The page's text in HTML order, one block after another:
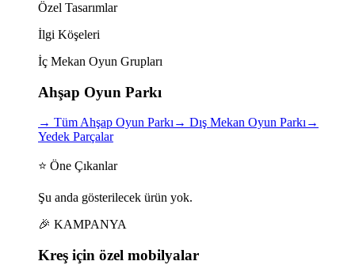
Özel Tasarımlar
İlgi Köşeleri
İç Mekan Oyun Grupları
Ahşap Oyun Parkı
→ Tüm Ahşap Oyun Parkı→ Dış Mekan Oyun Parkı→
Yedek Parçalar
⭐ Öne Çıkanlar
Şu anda gösterilecek ürün yok.
🎉 KAMPANYA
Kreş için özel mobilyalar